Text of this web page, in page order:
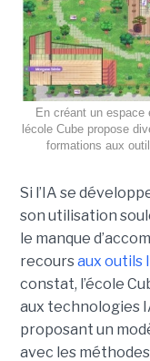
En créant un espace
lécole Cube propose
formations aux
Si l’IA se
son utilisation
le manque
recoursaux outils
constat, l’école
aux technologies
proposant un
avec les